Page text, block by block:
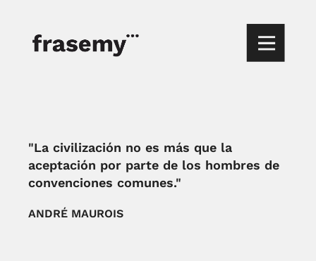
"La civilización no es más que la
aceptación por parte de los hombres de
convenciones comunes."
ANDRÉ MAUROIS